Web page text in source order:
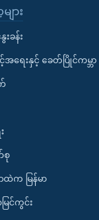
ား
ခန်း
ရေးနှင့် ခေတ်ပြိုင်ကမ္ဘာ
စု
ထဲက မြန်မာ
မြင်ကွင်း